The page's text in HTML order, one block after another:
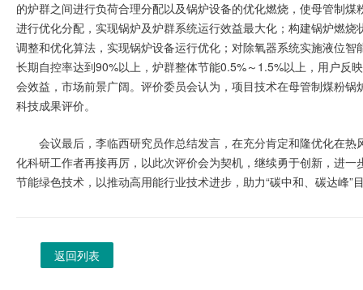
的炉群之间进行负荷合理分配以及锅炉设备的优化燃烧，使母管制
进行优化分配，实现锅炉及炉群系统运行效益最大化；构建锅炉燃
调整和优化算法，实现锅炉设备运行优化；对除氧器系统实施液位
长期自控率达到90%以上，炉群整体节能0.5%～1.5%以上，用户反
会效益，市场前景广阔。评价委员会认为，项目技术在母管制煤粉
科技成果评价。
会议最后，李临西研究员作总结发言，在充分肯定和隆优化在
化科研工作者再接再厉，以此次评价会为契机，继续勇于创新，进
节能绿色技术，以推动高用能行业技术进步，助力“碳中和、碳达峰
返回列表